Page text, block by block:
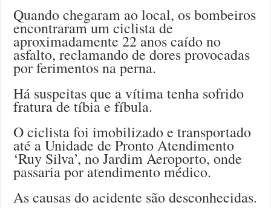
Quando chegaram ao local, os bombeiros
encontraram um ciclista de
aproximadamente 22 anos caído no
asfalto, reclamando de dores provocadas
por ferimentos na perna.
Há suspeitas que a vítima tenha sofrido
fratura de tíbia e fíbula.
O ciclista foi imobilizado e transportado
até a Unidade de Pronto Atendimento
‘Ruy Silva’, no Jardim Aeroporto, onde
passaria por atendimento médico.
As causas do acidente são desconhecidas.